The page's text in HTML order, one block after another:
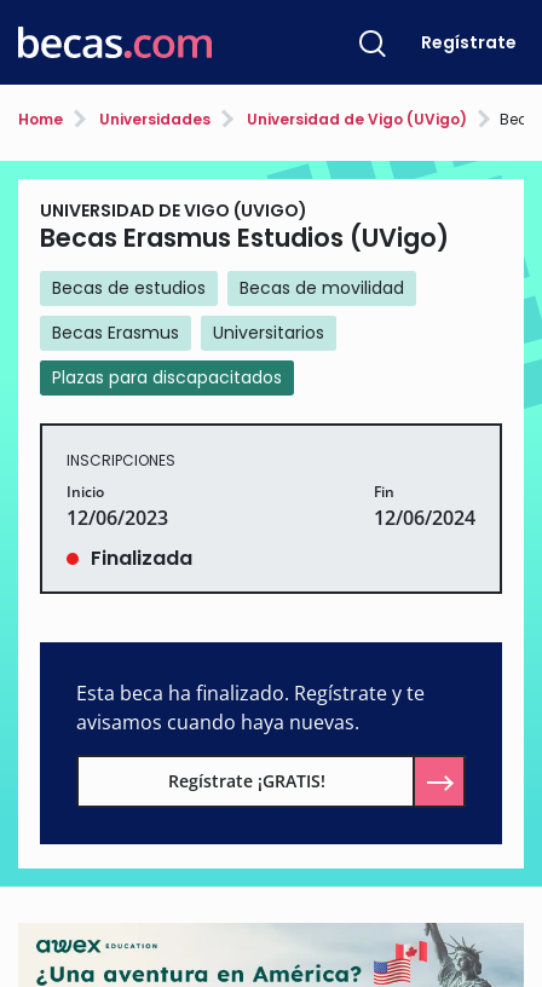
Regístrate
Home Universidades Universidad de Vigo (UVigo)
UNIVERSIDAD DE VIGO (UVIGO)
Becas Erasmus Estudios (UVigo)
Becas de estudios
Becas de movilidad
Becas Erasmus
Universitarios
Plazas para discapacitados
INSCRIPCIONES
Inicio
12/06/2023
Fin
12/06/2024
Finalizada
Esta beca ha finalizado. Regístrate y te
avisamos cuando haya nuevas.
Regístrate ¡GRATIS!